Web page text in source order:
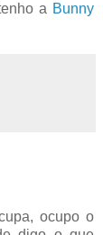
a Bunny
ocupo o